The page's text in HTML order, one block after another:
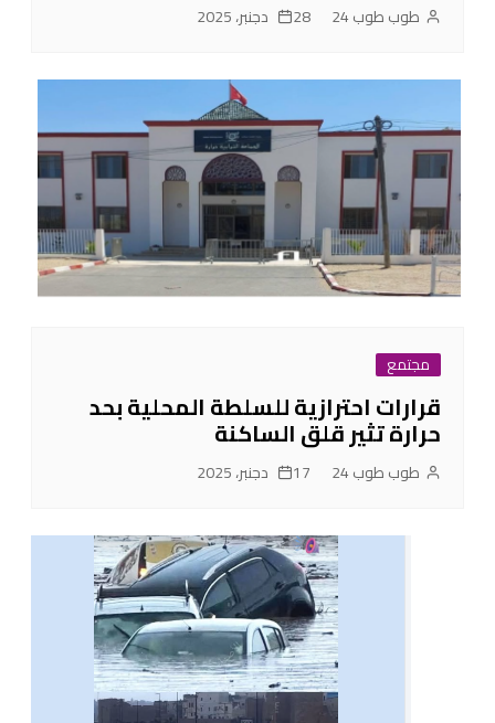
طوب طوب 24 28 دجنبر، 2025
مجتمع
قرارات احترازية للسلطة المحلية بحد
حرارة تثير قلق الساكنة
طوب طوب 24 17 دجنبر، 2025